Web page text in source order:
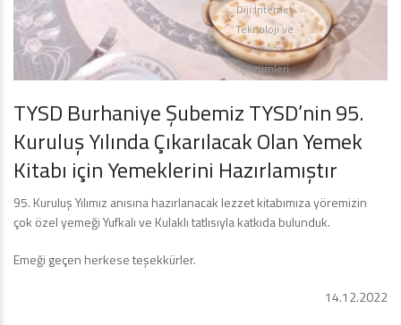
TYSD Burhaniye Şubemiz TYSD’nin 95.
Kuruluş Yılında Çıkarılacak Olan Yemek
Kitabı için Yemeklerini Hazırlamıştır
95. Kuruluş Yılımız anısına hazırlanacak lezzet kitabımıza yöremizin
çok özel yemeği Yufkalı ve Kulaklı tatlısıyla katkıda bulunduk.
Emeği geçen herkese teşekkürler.
14.12.2022
Diji İnternet
Teknoloji ve
Yazılım
Çözümleri